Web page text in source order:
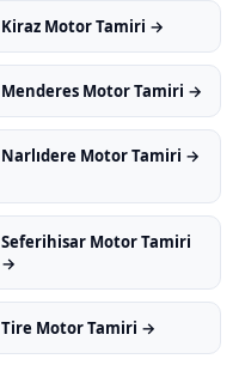
Kiraz Motor Tamiri →
Menderes Motor Tamiri →
Narlıdere Motor Tamiri →
Seferihisar Motor Tamiri
→
Tire Motor Tamiri →